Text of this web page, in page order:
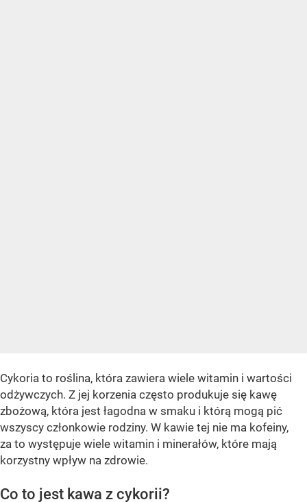
Cykoria to roślina, która zawiera wiele witamin i wartości
odżywczych. Z jej korzenia często produkuje się kawę
zbożową, która jest łagodna w smaku i którą mogą pić
wszyscy członkowie rodziny. W kawie tej nie ma kofeiny,
za to występuje wiele witamin i minerałów, które mają
korzystny wpływ na zdrowie.
Co to jest kawa z cykorii?